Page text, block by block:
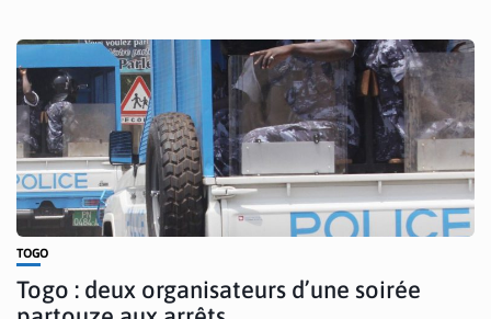
TOGO
Togo : deux organisateurs d’une soirée